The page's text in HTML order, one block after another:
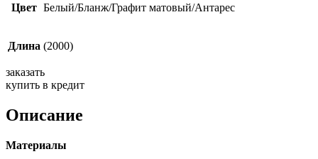
Цвет Белый/Бланж/Графит матовый/Антарес
Длина (2000)
заказать
купить в кредит
Описание
Материалы